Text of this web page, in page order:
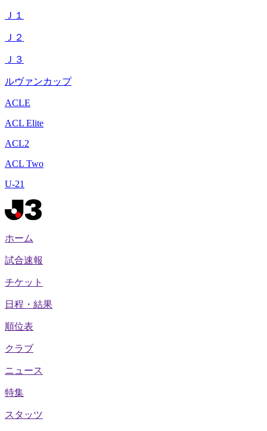
Ｊ１
Ｊ２
Ｊ３
ルヴァンカップ
ACLE
ACL Elite
ACL2
ACL Two
U-21
ホーム
試合速報
チケット
日程・結果
順位表
クラブ
ニュース
特集
スタッツ